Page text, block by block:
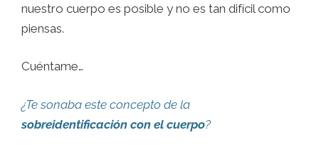
nuestro cuerpo es posible y no es tan difícil como
piensas.
Cuéntame…
¿Te sonaba este concepto de la
sobreidentificación con el cuerpo?